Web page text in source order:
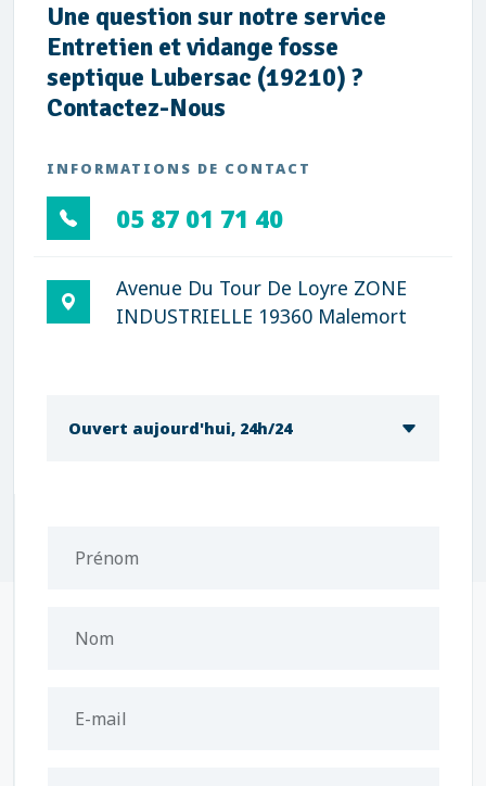
Une question sur notre service
Entretien et vidange fosse
septique Lubersac (19210) ?
Contactez-Nous
INFORMATIONS DE CONTACT
05 87 01 71 40
Avenue Du Tour De Loyre ZONE
INDUSTRIELLE 19360 Malemort
Ouvert aujourd'hui, 24h/24
Prénom
Nom
E-mail